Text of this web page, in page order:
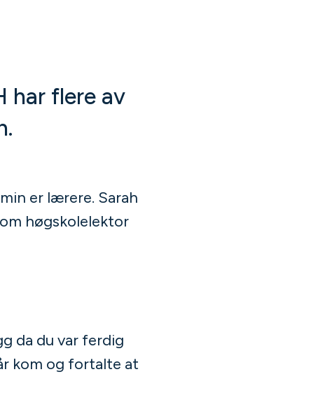
har flere av
er lærere. Sarah
høgskolelektor
da du var ferdig
kom og fortalte at